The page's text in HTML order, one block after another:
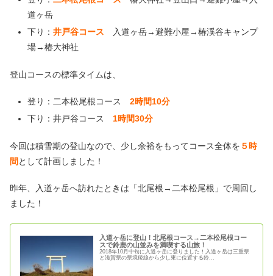
道ヶ岳
下り： 井戸谷コース 入道ヶ岳→避難小屋→椿渓谷キャンプ
場→椿大神社
登山コースの標準タイムは、
登り：二本松尾根コース 2時間10分
下り：井戸谷コース 1時間30分
今回は積雪期の登山なので、少し余裕をもってコース全体を ５時
間 として計画しました！
昨年、入道ヶ岳へ訪れたときは「北尾根→二本松尾根」で周回し
ました！
入道ヶ岳に登山！北尾根コース→二本松尾根コー
スで鈴鹿の山並みを満喫する山旅！
2018年10月中旬に入道ヶ岳に登りました！入道ヶ岳は三重県
と滋賀県の県境稜線から少し東に位置する鈴...